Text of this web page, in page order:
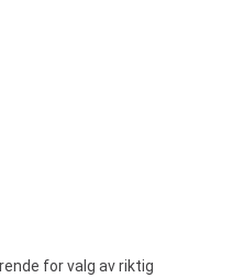
for valg av riktig